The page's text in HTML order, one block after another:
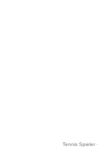
Tennis Spieler·